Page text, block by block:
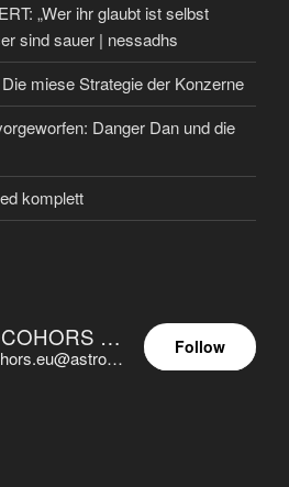
„Wer ihr glaubt ist selbst
sind sauer | nessadhs
miese Strategie der Konzerne
Danger Dan und die
komplett
ASTROCOHORS EUNOIA ULTIMA
@astrocohors.eu@astrocohors.eu
Follow